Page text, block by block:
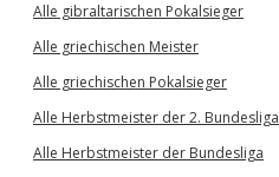
Alle gibraltarischen Pokalsieger
Alle griechischen Meister
Alle griechischen Pokalsieger
Alle Herbstmeister der 2. Bundesliga
Alle Herbstmeister der Bundesliga